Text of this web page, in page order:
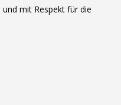
mit Respekt für die